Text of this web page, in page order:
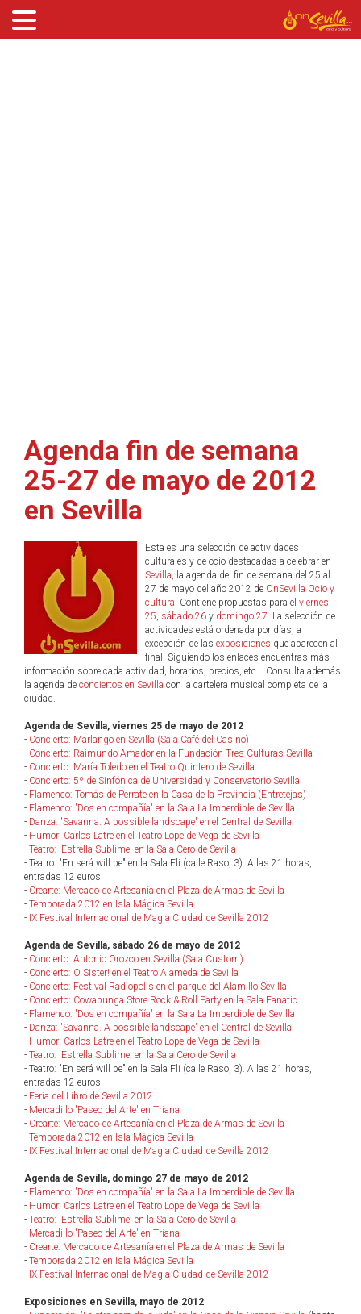
Agenda fin de semana
25-27 de mayo de 2012
en Sevilla
Esta es una selección de actividades
culturales y de ocio destacadas a celebrar en
Sevilla, la agenda del fin de semana del 25 al
27 de mayo del año 2012 de OnSevilla Ocio y
cultura. Contiene propuestas para el viernes
25, sábado 26 y domingo 27. La selección de
actividades está ordenada por días, a
excepción de las exposiciones que aparecen al
final. Siguiendo los enlaces encuentras más
información sobre cada actividad, horarios, precios, etc... Consulta además
la agenda de conciertos en Sevilla con la cartelera musical completa de la
ciudad.
Agenda de Sevilla, viernes 25 de mayo de 2012
- Concierto: Marlango en Sevilla (Sala Café del Casino)
- Concierto: Raimundo Amador en la Fundación Tres Culturas Sevilla
- Concierto: María Toledo en el Teatro Quintero de Sevilla
- Concierto: 5º de Sinfónica de Universidad y Conservatorio Sevilla
- Flamenco: Tomás de Perrate en la Casa de la Provincia (Entretejas)
- Flamenco: 'Dos en compañía' en la Sala La Imperdible de Sevilla
- Danza: 'Savanna. A possible landscape' en el Central de Sevilla
- Humor: Carlos Latre en el Teatro Lope de Vega de Sevilla
- Teatro: 'Estrella Sublime' en la Sala Cero de Sevilla
- Teatro: "En será will be" en la Sala Fli (calle Raso, 3). A las 21 horas,
entradas 12 euros
- Crearte: Mercado de Artesanía en el Plaza de Armas de Sevilla
- Temporada 2012 en Isla Mágica Sevilla
- IX Festival Internacional de Magia Ciudad de Sevilla 2012
Agenda de Sevilla, sábado 26 de mayo de 2012
- Concierto: Antonio Orozco en Sevilla (Sala Custom)
- Concierto: O Sister! en el Teatro Alameda de Sevilla
- Concierto: Festival Radiopolis en el parque del Alamillo Sevilla
- Concierto: Cowabunga Store Rock & Roll Party en la Sala Fanatic
- Flamenco: 'Dos en compañía' en la Sala La Imperdible de Sevilla
- Danza: 'Savanna. A possible landscape' en el Central de Sevilla
- Humor: Carlos Latre en el Teatro Lope de Vega de Sevilla
- Teatro: 'Estrella Sublime' en la Sala Cero de Sevilla
- Teatro: "En será will be" en la Sala Fli (calle Raso, 3). A las 21 horas,
entradas 12 euros
- Feria del Libro de Sevilla 2012
- Mercadillo 'Paseo del Arte' en Triana
- Crearte: Mercado de Artesanía en el Plaza de Armas de Sevilla
- Temporada 2012 en Isla Mágica Sevilla
- IX Festival Internacional de Magia Ciudad de Sevilla 2012
Agenda de Sevilla, domingo 27 de mayo de 2012
- Flamenco: 'Dos en compañía' en la Sala La Imperdible de Sevilla
- Humor: Carlos Latre en el Teatro Lope de Vega de Sevilla
- Teatro: 'Estrella Sublime' en la Sala Cero de Sevilla
- Mercadillo 'Paseo del Arte' en Triana
- Crearte: Mercado de Artesanía en el Plaza de Armas de Sevilla
- Temporada 2012 en Isla Mágica Sevilla
- IX Festival Internacional de Magia Ciudad de Sevilla 2012
Exposiciones en Sevilla, mayo de 2012